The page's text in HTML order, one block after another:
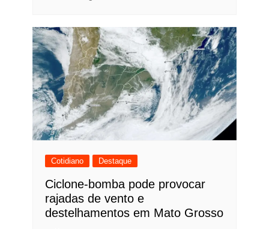
Cotidiano Destaque
Ciclone-bomba pode provocar
rajadas de vento e
destelhamentos em Mato Grosso